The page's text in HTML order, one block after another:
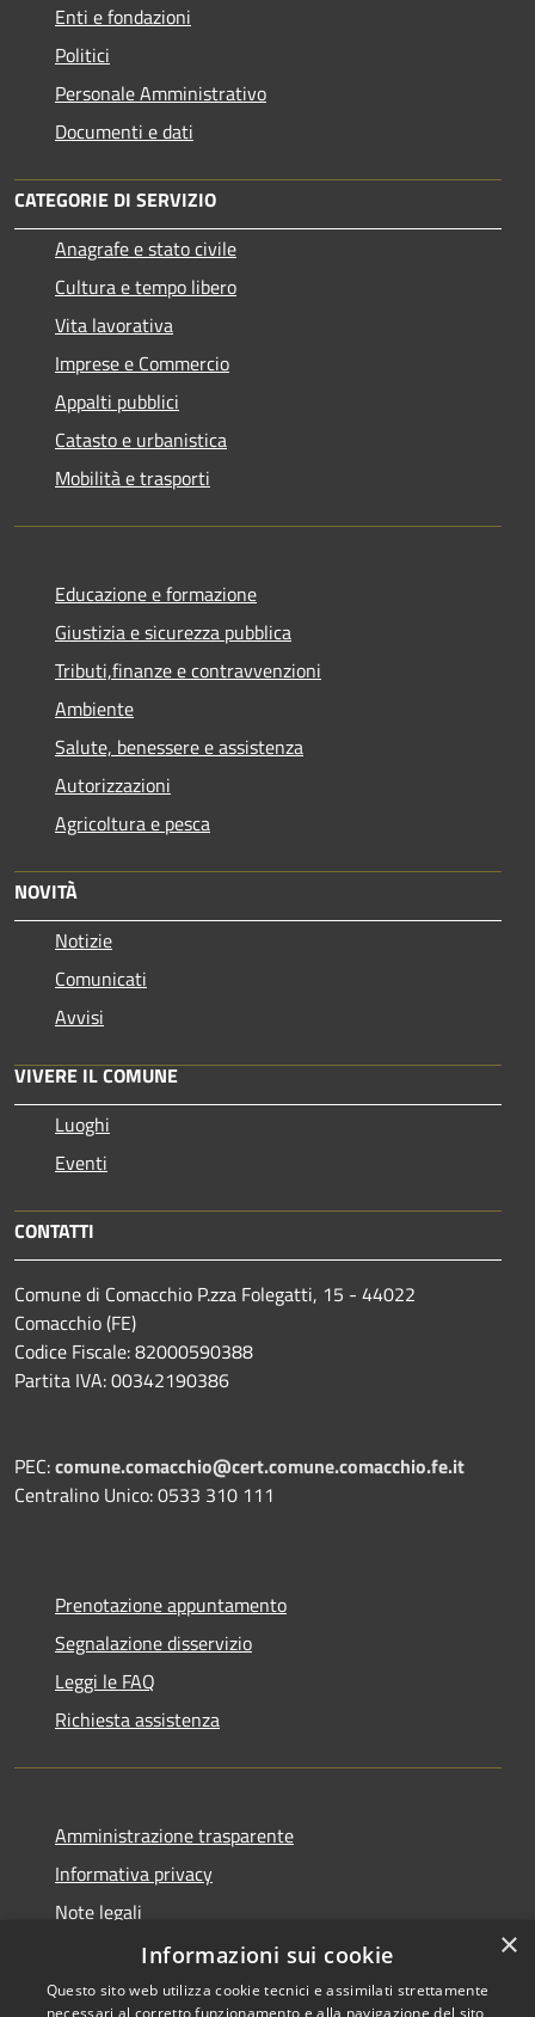
Enti e fondazioni
Politici
Personale Amministrativo
Documenti e dati
CATEGORIE DI SERVIZIO
Anagrafe e stato civile
Cultura e tempo libero
Vita lavorativa
Imprese e Commercio
Appalti pubblici
Catasto e urbanistica
Mobilità e trasporti
Educazione e formazione
Giustizia e sicurezza pubblica
Tributi,finanze e contravvenzioni
Ambiente
Salute, benessere e assistenza
Autorizzazioni
Agricoltura e pesca
NOVITÀ
Notizie
Comunicati
Avvisi
VIVERE IL COMUNE
Luoghi
Eventi
CONTATTI
Comune di Comacchio P.zza Folegatti, 15 - 44022
Comacchio (FE)
Codice Fiscale: 82000590388
Partita IVA: 00342190386
PEC:comune.comacchio@cert.comune.comacchio.fe.it
Centralino Unico: 0533 310 111
Prenotazione appuntamento
Segnalazione disservizio
Leggi le FAQ
Richiesta assistenza
Amministrazione trasparente
Informativa privacy
Note legali
Dichiarazione di accessibilità
×
Informazioni sui cookie
Questo sito web utilizza cookie tecnici e assimilati strettamente
necessari al corretto funzionamento e alla navigazione del sito,